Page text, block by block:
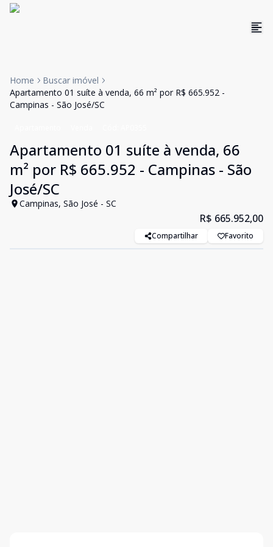
Home
Buscar imóvel
Apartamento 01 suíte à venda, 66 m² por R$ 665.952 -
Campinas - São José/SC
Apartamento 01 suíte à venda, 66
m² por R$ 665.952 - Campinas - São
José/SC
Campinas, São José - SC
R$ 665.952,00
Compartilhar Favorito